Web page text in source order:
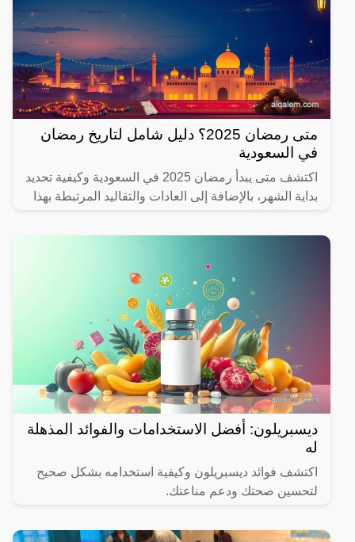
متى رمضان 2025؟ دليل شامل لتاريخ رمضان
في السعودية
اكتشف متى يبدأ رمضان 2025 في السعودية وكيفية تحديد
بداية الشهر، بالإضافة إلى العادات والتقاليد المرتبطة بهذا
ديسبريلون: أفضل الاستخدامات والفوائد المذهلة
له
اكتشف فوائد ديسبريلون وكيفية استخدامه بشكل صحيح
لتحسين صحتك ودعم مناعتك.